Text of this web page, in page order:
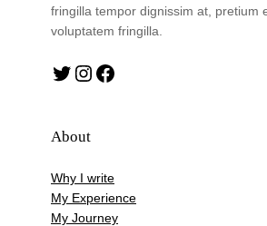
fringilla tempor dignissim at, pretium
voluptatem fringilla.
Twitter Instagram Facebook
About
Why I write
My Experience
My Journey